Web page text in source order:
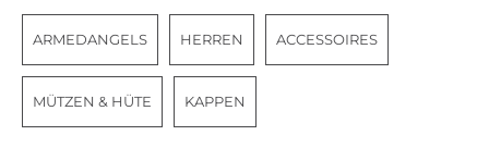
ARMEDANGELS HERREN ACCESSOIRES
MÜTZEN & HÜTE KAPPEN